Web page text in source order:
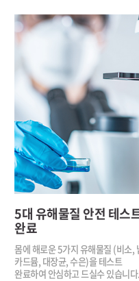
5대 유해물질 안전 테스
완료
몸에 해로운 5가지 유해물질 (비소,
카드뮴, 대장균, 수은)을테스트
완료하여 안심하고 드실수있습니다.